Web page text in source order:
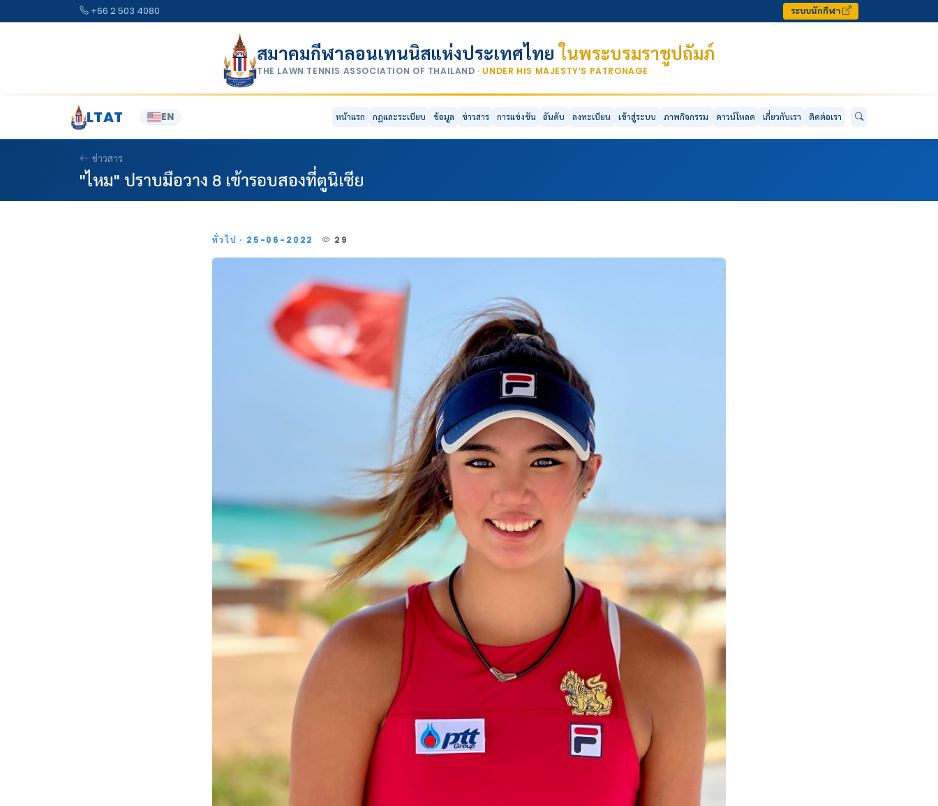
+66 2 503 4080 ระบบนักกีฬา
สมาคมกีฬาลอนเทนนิสแห่งประเทศไทยในพระบรมราชูปถัมภ์
THE LAWN TENNIS ASSOCIATION OF THAILAND · UNDER HIS MAJESTY’S PATRONAGE
LTAT EN หน้าแรก กฎและระเบียบ ข้อมูล ข่าวสาร การแข่งขัน อันดับ ลงทะเบียน เข้าสู่ระบบ ภาพกิจกรรม ดาวน์โหลด เกี่ยวกับเรา ติดต่อเรา
ข่าวสาร
"ไหม" ปราบมือวาง 8 เข้ารอบสองที่ตูนิเซีย
ทั่วไป · 25-06-2022 29